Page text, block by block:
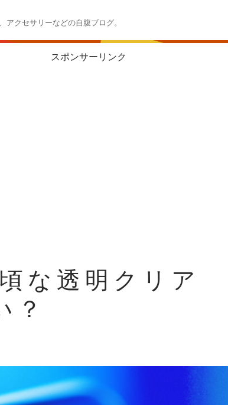
アクセサリーなどの自腹ブログ。
スポンサーリンク
な透明クリア
？